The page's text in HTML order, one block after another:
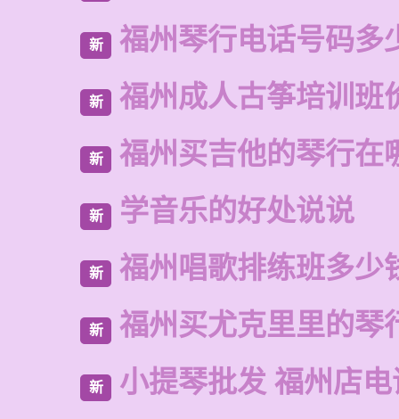
新 福州琴行电话号码多
新 福州成人古筝培训班
新 福州买吉他的琴行在
新 学音乐的好处说说
新 福州唱歌排练班多少
新 福州买尤克里里的琴
新 小提琴批发 福州店